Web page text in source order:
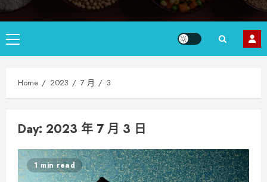
Primary
Menu
Home 2023 7 月 3
Day: 2023 年 7 月 3 日
1 min read